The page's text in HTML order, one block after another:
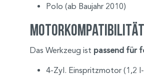
Polo (ab Baujahr 2010)
Motorkompatibilität
Das Werkzeug ist passend für
4-Zyl. Einspritzmotor (1,2